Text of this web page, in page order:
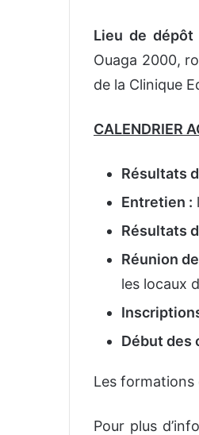
Lieu de
Ouaga 2000,
de la Clinique
CALENDRIER
Résultats
Entretien :
Résultats
Réunion
les locaux
Début des
Les formations
Pour plus